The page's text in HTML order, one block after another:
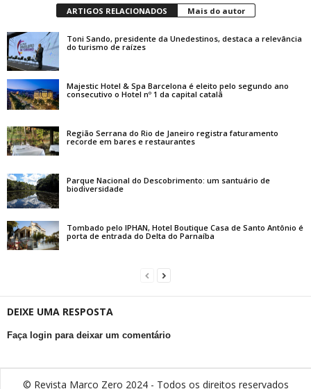
ARTIGOS RELACIONADOS Mais do autor
Toni Sando, presidente da Unedestinos, destaca a relevância
do turismo de raízes
Majestic Hotel & Spa Barcelona é eleito pelo segundo ano
consecutivo o Hotel nº 1 da capital catalã
Região Serrana do Rio de Janeiro registra faturamento
recorde em bares e restaurantes
Parque Nacional do Descobrimento: um santuário de
biodiversidade
Tombado pelo IPHAN, Hotel Boutique Casa de Santo Antônio é
porta de entrada do Delta do Parnaíba
DEIXE UMA RESPOSTA
Faça login para deixar um comentário
© Revista Marco Zero 2024 - Todos os direitos reservados